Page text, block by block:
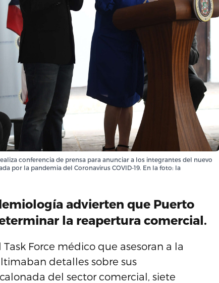
conferencia de prensa para anunciar a los integrantes del nuevo
por la pandemia del Coronavirus COVID-19. En la foto: la
advierten que Puerto
la reapertura comercial.
Force médico que asesoran a la
detalles sobre sus
del sector comercial, siete